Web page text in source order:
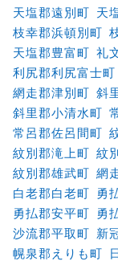
天塩郡遠別町 天
枝幸郡浜頓別町
天塩郡豊富町 礼
利尻郡利尻富士町
網走郡津別町 斜
斜里郡小清水町
常呂郡佐呂間町
紋別郡滝上町 紋
紋別郡雄武町 網
白老郡白老町
勇
勇払郡安平町
勇
沙流郡平取町 新
幌泉郡えりも町